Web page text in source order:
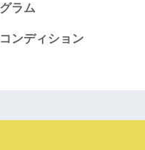
ラム
ンディション